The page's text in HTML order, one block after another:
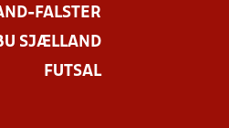
FALSTER
SJÆLLAND
FUTSAL